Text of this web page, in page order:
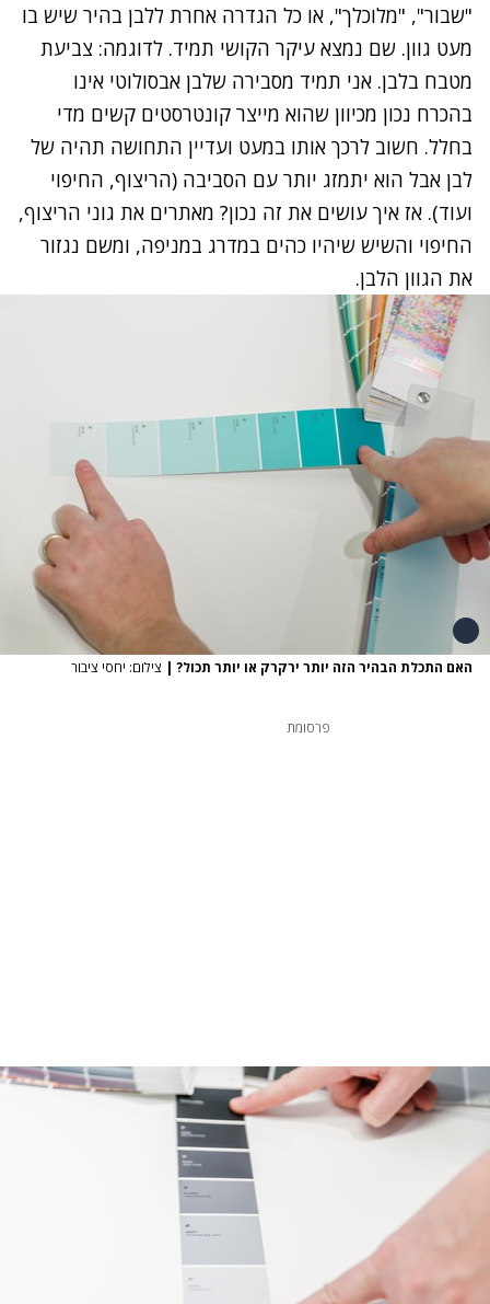
"שבור", "מלוכלך", או כל הגדרה אחרת ללבן בהיר שיש בו
מעט גוון. שם נמצא עיקר הקושי תמיד. לדוגמה: צביעת
מטבח בלבן. אני תמיד מסבירה שלבן אבסולוטי אינו
בהכרח נכון מכיוון שהוא מייצר קונטרסטים קשים מדי
בחלל. חשוב לרכך אותו במעט ועדיין התחושה תהיה של
לבן אבל הוא יתמזג יותר עם הסביבה (הריצוף, החיפוי
ועוד). אז איך עושים את זה נכון? מאתרים את גוני הריצוף,
החיפוי והשיש שיהיו כהים במדרג במניפה, ומשם נגזור
את הגוון הלבן.
האם התכלת הבהיר הזה יותר ירקרק או יותר תכול? | צילום: יחסי ציבור
פרסומת